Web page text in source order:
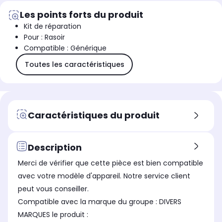
Les points forts du produit
Kit de réparation
Pour : Rasoir
Compatible : Générique
Toutes les caractéristiques
Caractéristiques du produit
Description
Merci de vérifier que cette pièce est bien compatible
avec votre modèle d'appareil. Notre service client
peut vous conseiller.
Compatible avec la marque du groupe : DIVERS
MARQUES le produit :